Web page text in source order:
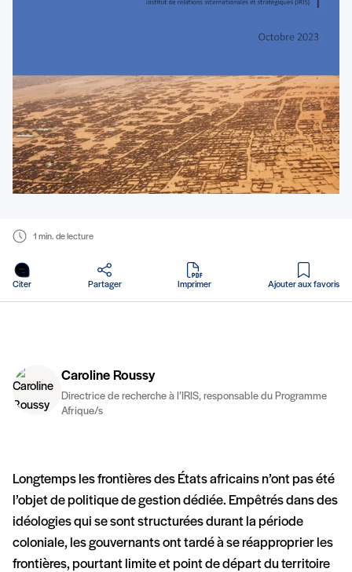
1 min. de lecture
Citer Partager Imprimer
en PDF
Ajouter aux favoris
Caroline Roussy
Directrice de recherche à l’IRIS, responsable du Programme
Afrique/s
Longtemps les frontières des États africains n’ont pas été
l’objet de politique de gestion dédiée. Empêtrés dans des
idéologies qui se sont structurées durant la période
coloniale, les gouvernants ont tardé à se réapproprier les
frontières, pourtant limite et point de départ du territoire